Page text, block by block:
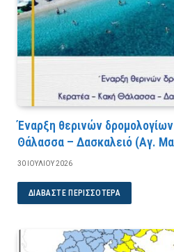
Έναρξη θερινών
Θάλασσα – Δασκαλειό (Αγ.
30 ΙΟΥΛΊΟΥ 2026
ΔΙΑΒΆΣΤΕ ΠΕΡΙΣΣΌΤΕΡΑ